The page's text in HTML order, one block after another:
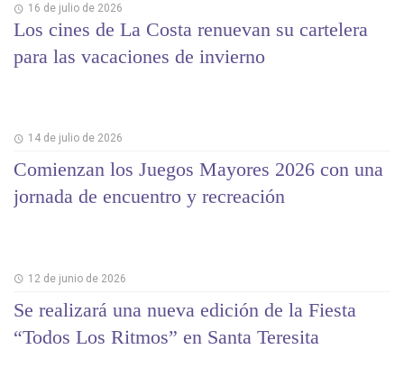
16 de julio de 2026
Los cines de La Costa renuevan su cartelera
para las vacaciones de invierno
14 de julio de 2026
Comienzan los Juegos Mayores 2026 con una
jornada de encuentro y recreación
12 de junio de 2026
Se realizará una nueva edición de la Fiesta
“Todos Los Ritmos” en Santa Teresita